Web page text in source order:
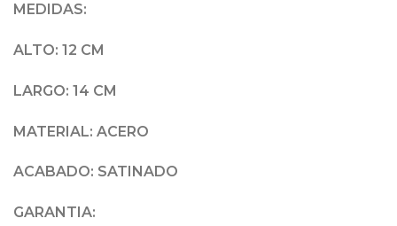
MEDIDAS:
ALTO: 12 CM
LARGO: 14 CM
MATERIAL: ACERO
ACABADO: SATINADO
GARANTIA: